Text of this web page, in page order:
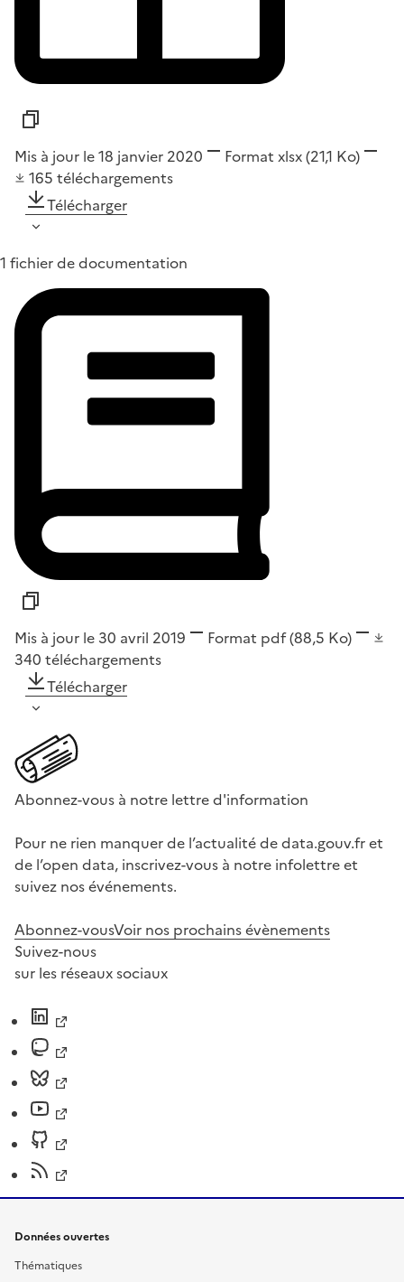
Mis à jour le 18 janvier 2020 Format xlsx(21,1 Ko)
165 téléchargements
Télécharger
1 fichier de documentation
Mis à jour le 30 avril 2019 Format pdf(88,5 Ko)
340 téléchargements
Télécharger
Abonnez-vous à notre lettre d'information
Pour ne rien manquer de l’actualité de data.gouv.fr et
de l’open data, inscrivez-vous à notre infolettre et
suivez nos événements.
Abonnez-vousVoir nos prochains évènements
Suivez-nous
sur les réseaux sociaux
Données ouvertes
Thématiques